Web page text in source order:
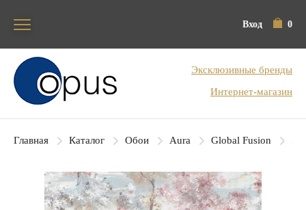
Вход 0
Блок поиска
Эксклюзивные бренды
Интернет-магазин
Главная Каталог Обои Aura Global Fusion